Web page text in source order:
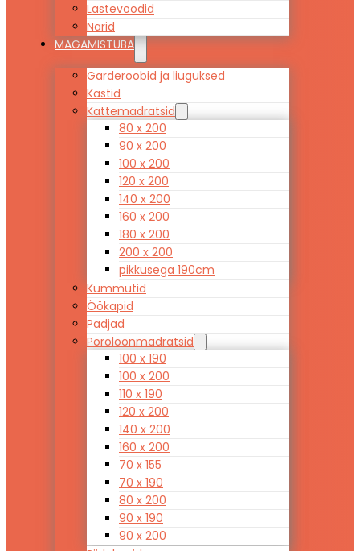
Lastevoodid
Narid
MAGAMISTUBA
Garderoobid ja liuguksed
Kastid
Kattemadratsid
80 x 200
90 x 200
100 x 200
120 x 200
140 x 200
160 x 200
180 x 200
200 x 200
pikkusega 190cm
Kummutid
Öökapid
Padjad
Poroloonmadratsid
100 x 190
100 x 200
110 x 190
120 x 200
140 x 200
160 x 200
70 x 155
70 x 190
80 x 200
90 x 190
90 x 200